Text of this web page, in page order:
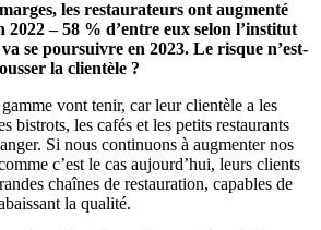
les restaurateurs ont augmenté
– 58 % d’entre eux selon l’institut
se poursuivre en 2023. Le risque n’est-
la clientèle ?
vont tenir, car leur clientèle a les
bistrots, les cafés et les petits restaurants
Si nous continuons à augmenter nos
c’est le cas aujourd’hui, leurs clients
chaînes de restauration, capables de
la qualité.